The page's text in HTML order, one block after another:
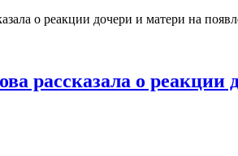
рассказала о реакции